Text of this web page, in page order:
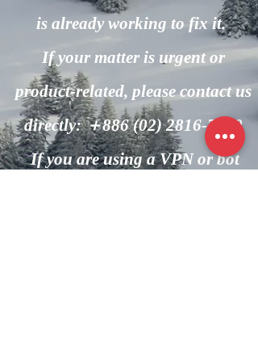
is already working to fix it.
If your matter is urgent or
product-related, please contact us
directly: ＋886(02) 2816-7600
If you are using a VPN or bot